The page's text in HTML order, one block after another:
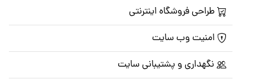
طراحی فروشگاه اینترنتی
امنیت وب سایت
نگهداری و پشتیبانی سایت